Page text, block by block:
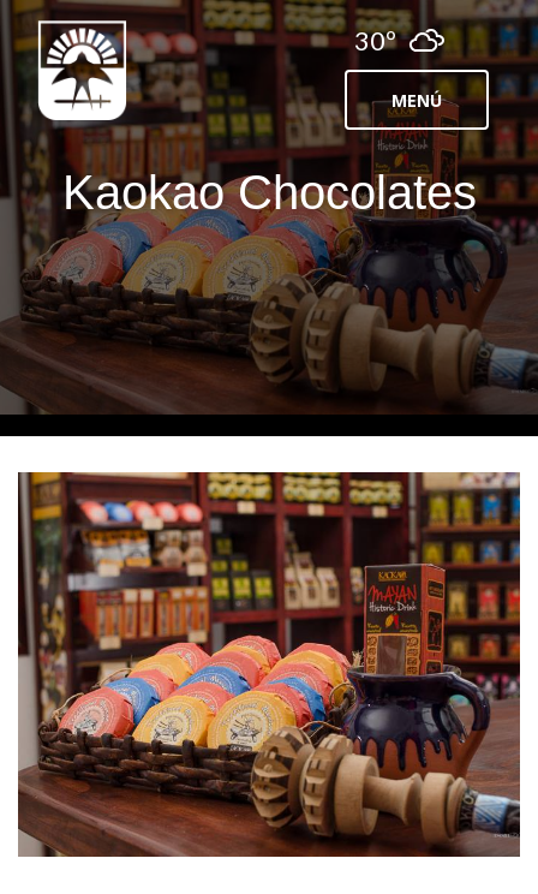
30º
MENÚ
Kaokao Chocolates